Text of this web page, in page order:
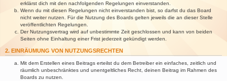
erklärst dich mit den nachfolgenden Regelungen einverstanden.
Wenn du mit diesen Regelungen nicht einverstanden bist, so darfst du das Board
nicht weiter nutzen. Für die Nutzung des Boards gelten jeweils die an dieser Stelle
veröffentlichten Regelungen.
Der Nutzungsvertrag wird auf unbestimmte Zeit geschlossen und kann von beiden
Seiten ohne Einhaltung einer Frist jederzeit gekündigt werden.
2. EINRÄUMUNG VON NUTZUNGSRECHTEN
Mit dem Erstellen eines Beitrags erteilst du dem Betreiber ein einfaches, zeitlich und
räumlich unbeschränktes und unentgeltliches Recht, deinen Beitrag im Rahmen des
Boards zu nutzen.